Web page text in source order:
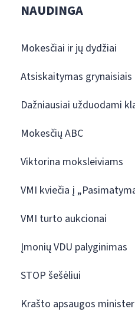
NAUDINGA
Mokesčiai ir jų dydžiai
Atsiskaitymas grynaisiais
Dažniausiai užduodami
Mokesčių ABC
Viktorina moksleiviams
VMI kviečia į
VMI turto aukcionai
Įmonių VDU palyginimas
STOP šešėliui
Krašto apsaugos